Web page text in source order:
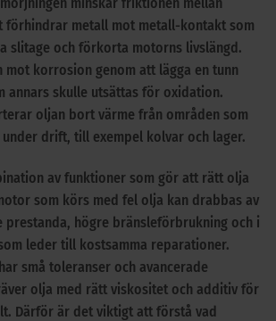
förhindrar metall mot metall-kontakt som
slitage och förkorta motorns livslängd.
mot korrosion genom att lägga en tunn
annars skulle utsättas för oxidation.
oljan bort värme från områden som
drift, till exempel kolvar och lager.
av funktioner som gör att rätt olja
som körs med fel olja kan drabbas av
prestanda, högre bränsleförbrukning och i
leder till kostsamma reparationer.
små toleranser och avancerade
olja med rätt viskositet och additiv för
Därför är det viktigt att förstå vad